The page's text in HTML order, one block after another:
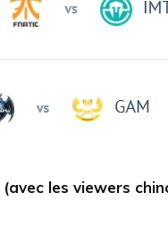
(avec les viewers